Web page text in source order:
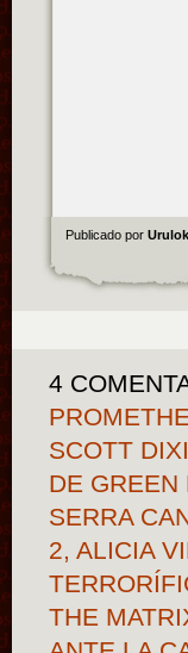
Publicado por
4
SCOTT
DE GREEN
SERRA
2, ALICIA
THE